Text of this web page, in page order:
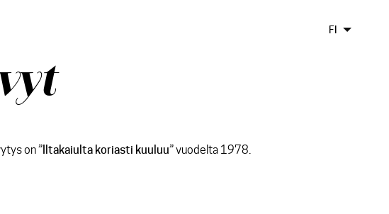
FI
on”Iltakaiulta koriasti kuuluu”vuodelta 1978.